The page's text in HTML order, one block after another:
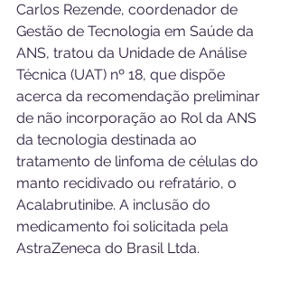
Carlos Rezende, coordenador de
Gestão de Tecnologia em Saúde da
ANS, tratou da Unidade de Análise
Técnica (UAT) nº 18, que dispõe
acerca da recomendação preliminar
de não incorporação ao Rol da ANS
da tecnologia destinada ao
tratamento de linfoma de células do
manto recidivado ou refratário, o
Acalabrutinibe. A inclusão do
medicamento foi solicitada pela
AstraZeneca do Brasil Ltda.